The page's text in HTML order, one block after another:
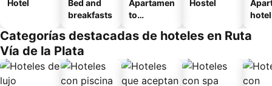
Hotel
Bed and
breakfasts
Apartamen
to
o
Hostel
hotel
Categorías destacadas de hoteles en Ruta
Vía de la Plata